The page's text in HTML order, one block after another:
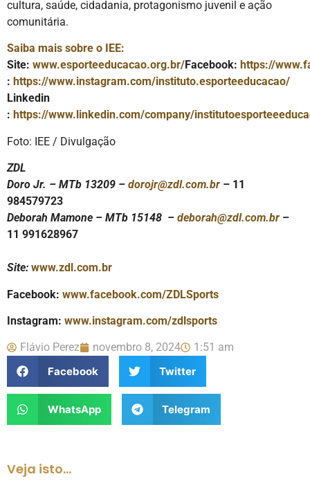
cultura, saúde, cidadania, protagonismo juvenil e ação
comunitária.
Saiba mais sobre o IEE:
Site: www.esporteeducacao.org.br/Facebook: https://
: https://www.instagram.com/instituto.esporteeducacao/
Linkedin
: https://www.linkedin.com/company/
Foto: IEE / Divulgação
ZDL
Doro Jr. – MTb 13209 – dorojr@zdl.com.br – 11
984579723
Deborah Mamone – MTb 15148 – deborah@zdl.com.br –
11 991628967
Site: www.zdl.com.br
Facebook: www.facebook.com/ZDLSports
Instagram: www.instagram.com/zdlsports
Flávio Perez novembro 8, 2024
1:51 am
Facebook
Twitter
WhatsApp Telegram
Veja isto...